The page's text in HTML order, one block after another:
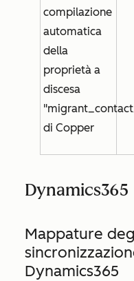
compilazione
automatica
della
proprietà a
discesa
di Copper
Dynamics365
Mappature
Dynamics365